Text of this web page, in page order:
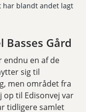
har blandt andet lagt
Basses Gård
endnu en af de
sig til
men området fra
op til Edisonvej var
tidligere samlet